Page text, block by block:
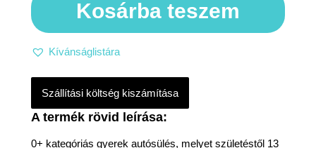
0+ kategóriás gyerek autósülés, melyet születéstől 13
Kosárba teszem
Kívánságlistára
Szállítási költség kiszámítása